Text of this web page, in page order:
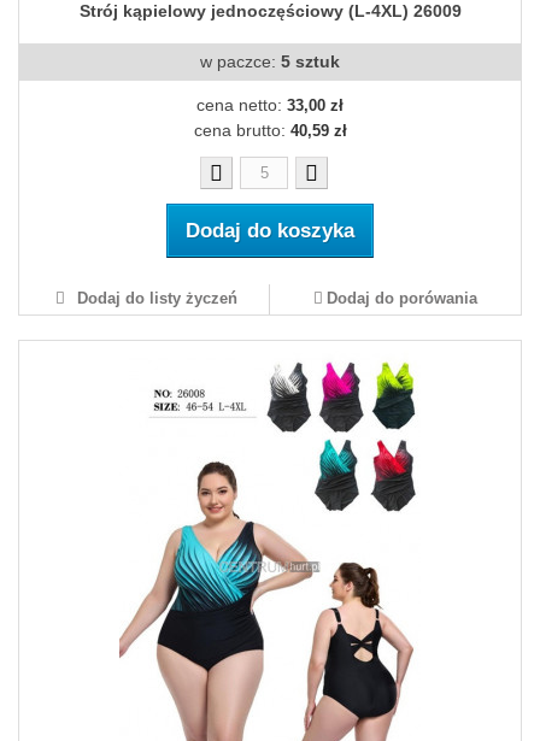
Strój kąpielowy jednoczęściowy (L-4XL) 26009
w paczce: 5 sztuk
cena netto: 33,00 zł
cena brutto: 40,59 zł
Dodaj do koszyka
Dodaj do listy życzeń Dodaj do porówania